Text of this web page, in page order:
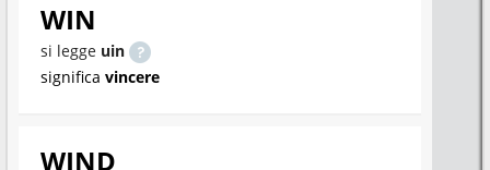
WIN
si legge uin
significa vincere
WIND